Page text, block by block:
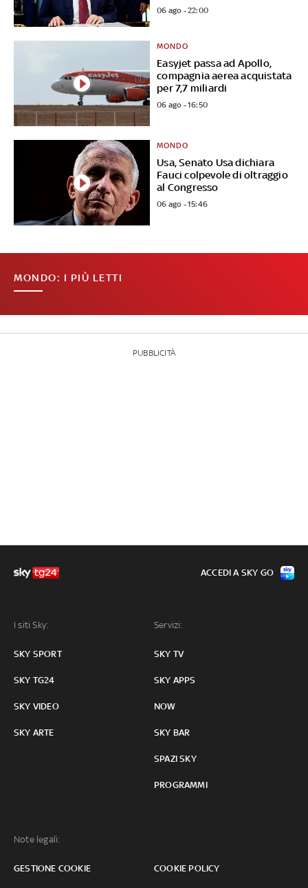
06 ago - 22:00
Easyjet passa ad Apollo,
compagnia aerea acquistata
per 7,7 miliardi
MONDO
06 ago - 16:50
Usa, Senato Usa dichiara
Fauci colpevole di oltraggio
al Congresso
MONDO
06 ago - 15:46
MONDO: I PIÙ LETTI
PUBBLICITÀ
I siti Sky:
SKY SPORT
SKY TG24
SKY VIDEO
SKY ARTE
Servizi:
SKY TV
SKY APPS
NOW
SKY BAR
SPAZI SKY
PROGRAMMI
Note legali:
GESTIONE COOKIE COOKIE POLICY
ACCEDI A SKY GO